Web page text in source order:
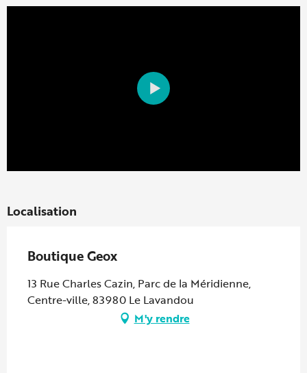
Localisation
Boutique Geox
13 Rue Charles Cazin, Parc de la Méridienne,
Centre-ville, 83980 Le Lavandou
M'y rendre